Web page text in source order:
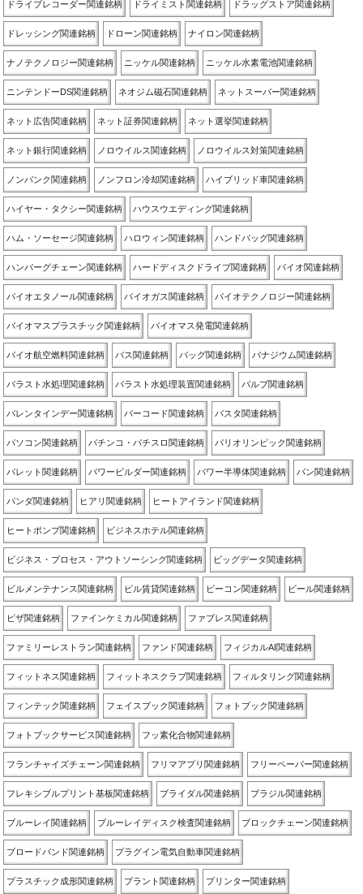
ドライブレコーダー関連銘柄 ドライミスト関連銘柄 ドラッグストア関連銘柄
ドレッシング関連銘柄 ドローン関連銘柄 ナイロン関連銘柄
ナノテクノロジー関連銘柄 ニッケル関連銘柄 ニッケル水素電池関連銘柄
ニンテンドーDS関連銘柄 ネオジム磁石関連銘柄 ネットスーパー関連銘柄
ネット広告関連銘柄 ネット証券関連銘柄 ネット選挙関連銘柄
ネット銀行関連銘柄 ノロウイルス関連銘柄 ノロウイルス対策関連銘柄
ノンバンク関連銘柄 ノンフロン冷却関連銘柄 ハイブリッド車関連銘柄
ハイヤー・タクシー関連銘柄 ハウスウエディング関連銘柄
ハム・ソーセージ関連銘柄 ハロウィン関連銘柄 ハンドバッグ関連銘柄
ハンバーグチェーン関連銘柄 ハードディスクドライブ関連銘柄 バイオ関連銘柄
バイオエタノール関連銘柄 バイオガス関連銘柄 バイオテクノロジー関連銘柄
バイオマスプラスチック関連銘柄 バイオマス発電関連銘柄
バイオ航空燃料関連銘柄 バス関連銘柄 バッグ関連銘柄 バナジウム関連銘柄
バラスト水処理関連銘柄 バラスト水処理装置関連銘柄 バルブ関連銘柄
バレンタインデー関連銘柄 バーコード関連銘柄 パスタ関連銘柄
パソコン関連銘柄 パチンコ・パチスロ関連銘柄 パリオリンピック関連銘柄
パレット関連銘柄 パワービルダー関連銘柄 パワー半導体関連銘柄 パン関連銘柄
パンダ関連銘柄 ヒアリ関連銘柄 ヒートアイランド関連銘柄
ヒートポンプ関連銘柄 ビジネスホテル関連銘柄
ビジネス・プロセス・アウトソーシング関連銘柄 ビッグデータ関連銘柄
ビルメンテナンス関連銘柄 ビル賃貸関連銘柄 ビーコン関連銘柄 ビール関連銘柄
ピザ関連銘柄 ファインケミカル関連銘柄 ファブレス関連銘柄
ファミリーレストラン関連銘柄 ファンド関連銘柄 フィジカルAI関連銘柄
フィットネス関連銘柄 フィットネスクラブ関連銘柄 フィルタリング関連銘柄
フィンテック関連銘柄 フェイスブック関連銘柄 フォトブック関連銘柄
フォトブックサービス関連銘柄 フッ素化合物関連銘柄
フランチャイズチェーン関連銘柄 フリマアプリ関連銘柄 フリーペーパー関連銘柄
フレキシブルプリント基板関連銘柄 ブライダル関連銘柄 ブラジル関連銘柄
ブルーレイ関連銘柄 ブルーレイディスク検査関連銘柄 ブロックチェーン関連銘柄
ブロードバンド関連銘柄 プラグイン電気自動車関連銘柄
プラスチック成形関連銘柄 プラント関連銘柄 プリンター関連銘柄